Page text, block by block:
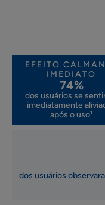
Benefícios da textura
Sem álcool,
Aroma do produto
Sem perfume
¹% ficaram satisfeitos após
realizado com 69
*De acordo com a norma
EFEITO
IMEDIATO
74%
dos usuários se
imediatamente
após o uso¹
dos usuários